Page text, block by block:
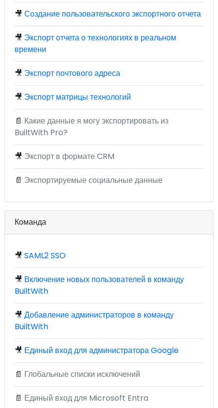
🎥 Создание пользовательского экспортного отчета
🎥 Экспорт отчета о технологиях в реальном
времени
🎥 Экспорт почтового адреса
🎥 Экспорт матрицы технологий
📄 Какие данные я могу экспортировать из
BuiltWith Pro?
🎥 Экспорт в формате CRM
📄 Экспортируемые социальные данные
Команда
🎥 SAML2 SSO
🎥 Включение новых пользователей в команду
BuiltWith
🎥 Добавление администраторов в команду
BuiltWith
🎥 Единый вход для администратора Google
📄 Глобальные списки исключений
📄 Единый вход для Microsoft Entra